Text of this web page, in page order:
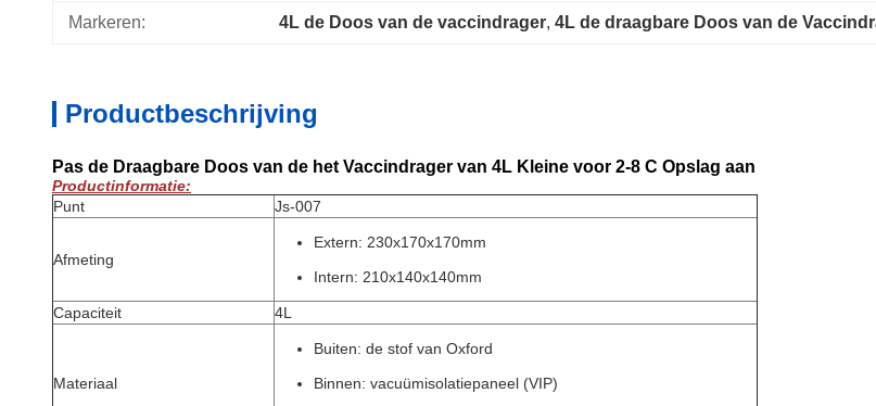
Markeren: 4L de Doos van de vaccindrager, 4L de draagbare Doos van de
Productbeschrijving
Pas de Draagbare Doos van de het Vaccindrager van 4L Kleine voor 2-8 C Opslag aan
Productinformatie:
Punt
Js-007
Afmeting
Extern: 230x170x170mm
Intern: 210x140x140mm
Capaciteit 4L
Materiaal
Buiten: de stof van Oxford
Binnen: vacuümisolatiepaneel (VIP)